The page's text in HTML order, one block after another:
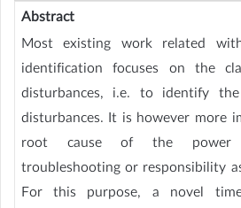
Abstract
Most existing work related
identification focuses on the
disturbances, i.e. to identify
disturbances. It is however more
root cause of the power
troubleshooting or responsibility
For this purpose, a novel